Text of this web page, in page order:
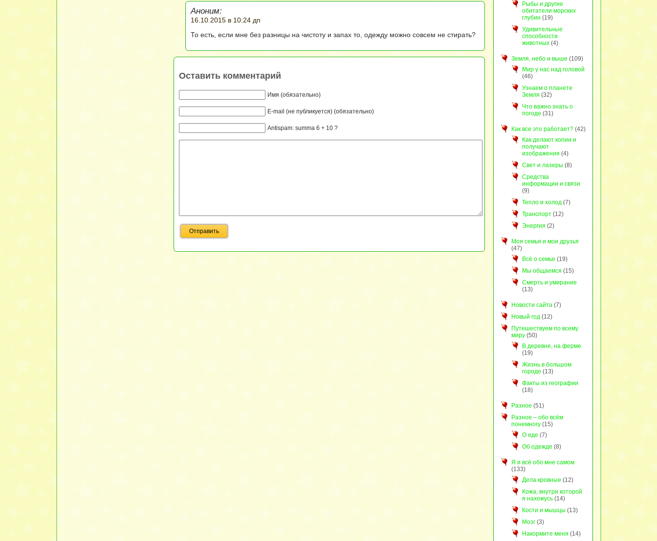
Аноним:
16.10.2015 в 10:24 дп
То есть, если мне без разницы на чистоту и запах то, одежду можно совсем не стирать?
Оставить комментарий
Имя (обязательно)
E-mail (не публикуется) (обязательно)
Antispam: summa 6 + 10 ?
Рыбы и другие
обитатели морских
глубин (19)
Удивительные
способности
животных(4)
Земля, небо и выше (109)
Мир у нас над головой
(46)
Узнаем о планете
Земля (32)
Что важно знать о
погоде (31)
Как все это работает?(42)
Как делают копии и
получают
изображения (4)
Свет и лазеры (8)
Средства
информации и связи
(9)
Тепло и холод(7)
Транспорт(12)
Энергия (2)
Моя семья и мои друзья
(47)
Всё о семье (19)
Мы общаемся (15)
Смерть и умирание
(13)
Новости сайта(7)
Новый год(12)
Путешествуем по всему
миру(50)
В деревне, на ферме
(19)
Жизнь в большом
городе (13)
Факты из географии
(18)
Разное (51)
Разное – обо всём
понемногу(15)
О еде (7)
Об одежде (8)
Я и всё обо мне самом
(133)
Дела кровные (12)
Кожа, внутри которой
я нахожусь(14)
Кости и мышцы (13)
Мозг(3)
Накормите меня (14)